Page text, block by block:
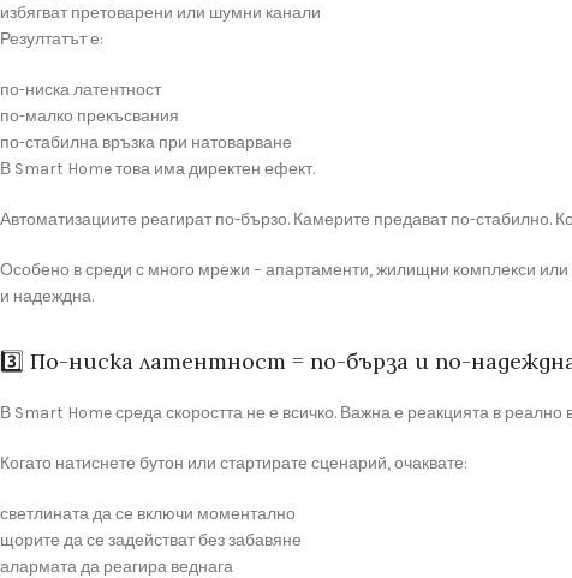
избягват претоварени или шумни канали
Резултатът е:
по-ниска латентност
по-малко прекъсвания
по-стабилна връзка при натоварване
В Smart Home това има директен ефект.
Автоматизациите реагират по-бързо. Камерите предават по-стабилно.
Особено в среди с много мрежи – апартаменти, жилищни комплекси
и надеждна.
3️⃣ По-ниска латентност = по-бърза и по-
В Smart Home среда скоростта не е всичко. Важна е реакцията в реално
Когато натиснете бутон или стартирате сценарий, очаквате:
светлината да се включи моментално
щорите да се задействат без забавяне
алармата да реагира веднага